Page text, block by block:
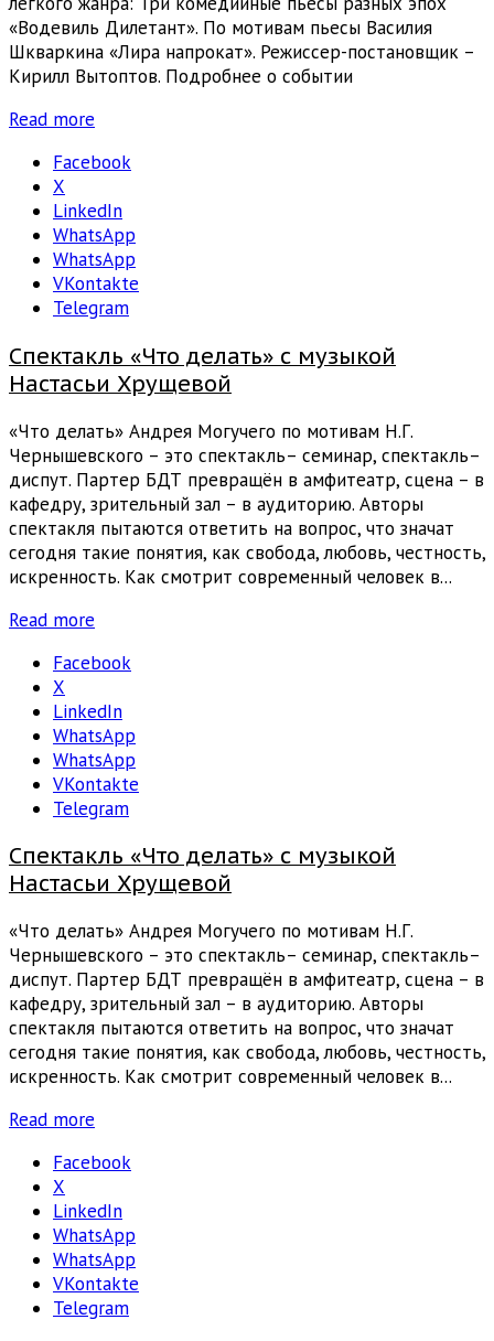
«Водевиль Дилетант». По мотивам пьесы Василия
Шкваркина «Лира напрокат». Режиссер-постановщик –
Кирилл Вытоптов. Подробнее о событии
Read more
Facebook
X
LinkedIn
WhatsApp
WhatsApp
VKontakte
Telegram
Спектакль «Что делать» с музыкой
Настасьи Хрущевой
«Что делать» Андрея Могучего по мотивам Н.Г.
Чернышевского – это спектакль– семинар, спектакль–
диспут. Партер БДТ превращён в амфитеатр, сцена – в
кафедру, зрительный зал – в аудиторию. Авторы
спектакля пытаются ответить на вопрос, что значат
сегодня такие понятия, как свобода, любовь, честность,
искренность. Как смотрит современный человек в...
Read more
Facebook
X
LinkedIn
WhatsApp
WhatsApp
VKontakte
Telegram
Спектакль «Что делать» с музыкой
Настасьи Хрущевой
«Что делать» Андрея Могучего по мотивам Н.Г.
Чернышевского – это спектакль– семинар, спектакль–
диспут. Партер БДТ превращён в амфитеатр, сцена – в
кафедру, зрительный зал – в аудиторию. Авторы
спектакля пытаются ответить на вопрос, что значат
сегодня такие понятия, как свобода, любовь, честность,
искренность. Как смотрит современный человек в...
Read more
Facebook
X
LinkedIn
WhatsApp
WhatsApp
VKontakte
Telegram